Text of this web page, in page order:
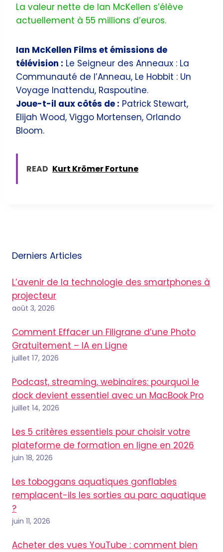
La valeur nette de Ian McKellen s’élève
actuellement à 55 millions d’euros.
Ian McKellen Films et émissions de
télévision : Le Seigneur des Anneaux : La
Communauté de l’Anneau, Le Hobbit : Un
Voyage Inattendu, Raspoutine.
Joue-t-il aux côtés de : Patrick Stewart,
Elijah Wood, Viggo Mortensen, Orlando
Bloom.
READ Kurt Krömer Fortune
Derniers Articles
L’avenir de la technologie des smartphones à
projecteur
août 3, 2026
Comment Effacer un Filigrane d’une Photo
Gratuitement – IA en Ligne
juillet 17, 2026
Podcast, streaming, webinaires: pourquoi le
dock devient essentiel avec un MacBook Pro
juillet 14, 2026
Les 5 critères essentiels pour choisir votre
plateforme de formation en ligne en 2026
juin 18, 2026
Les toboggans aquatiques gonflables
remplacent-ils les sorties au parc aquatique
?
juin 11, 2026
Acheter des vues YouTube : comment bien